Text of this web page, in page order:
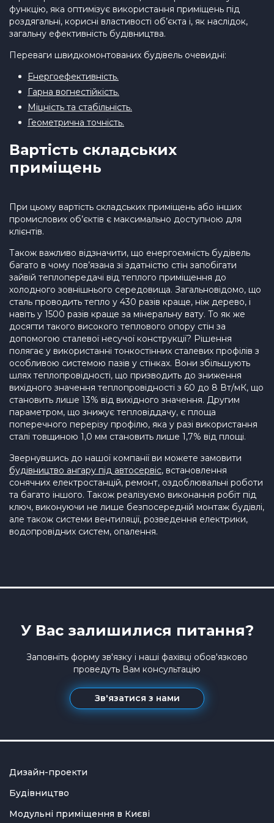
функцію, яка оптимізує використання приміщень під
роздягальні, корисні властивості об’єкта і, як наслідок,
загальну ефективність будівництва.
Переваги швидкомонтованих будівель очевидні:
Енергоефективність.
Гарна вогнестійкість.
Міцність та стабільність.
Геометрична точність.
Вартість складських
приміщень
При цьому вартість складських приміщень або інших
промислових об’єктів є максимально доступною для
клієнтів.
Також важливо відзначити, що енергоємність будівель
багато в чому пов’язана зі здатністю стін запобігати
зайвій теплопередачі від теплого приміщення до
холодного зовнішнього середовища. Загальновідомо, що
сталь проводить тепло у 430 разів краще, ніж дерево, і
навіть у 1500 разів краще за мінеральну вату. То як же
досягти такого високого теплового опору стін за
допомогою сталевої несучої конструкції? Рішення
полягає у використанні тонкостінних сталевих профілів з
особливою системою пазів у стінках. Вони збільшують
шлях теплопровідності, що призводить до зниження
вихідного значення теплопровідності з 60 до 8 Вт/мК, що
становить лише 13% від вихідного значення. Другим
параметром, що знижує тепловіддачу, є площа
поперечного перерізу профілю, яка у разі використання
сталі товщиною 1,0 мм становить лише 1,7% від площі.
Звернувшись до нашої компанії ви можете замовити
будівництво ангару під автосервіс, встановлення
сонячних електростанцій, ремонт, оздоблювальні роботи
та багато іншого. Також реалізуємо виконання робіт під
ключ, виконуючи не лише безпосередній монтаж будівлі,
але також системи вентиляції, розведення електрики,
водопровідних систем, опалення.
У Вас залишилися питання?
Заповніть форму зв'язку і наші фахівці обов'язково
проведуть Вам консультацію
Зв'язатися з нами
Дизайн-проекти
Будівництво
Модульні приміщення в Києві